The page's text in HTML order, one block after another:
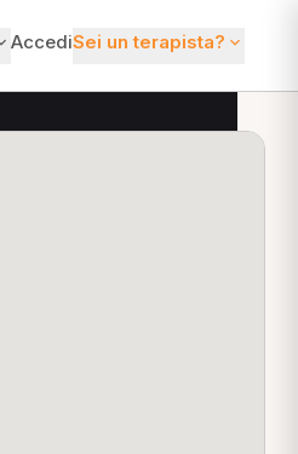
AccediSei un terapista?